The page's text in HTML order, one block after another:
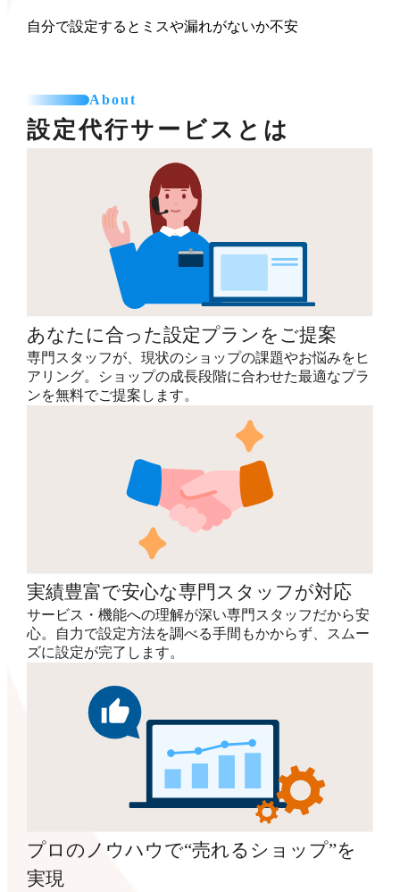
自分で設定するとミスや漏れがないか不安
About
設定代行サービスとは
あなたに合った設定プランをご提案
専門スタッフが、現状のショップの課題やお悩みをヒ
アリング。ショップの成長段階に合わせた最適なプラ
ンを無料でご提案します。
実績豊富で安心な専門スタッフが対応
サービス・機能への理解が深い専門スタッフだから安
心。自力で設定方法を調べる手間もかからず、スムー
ズに設定が完了します。
プロのノウハウで“売れるショップ”を
実現